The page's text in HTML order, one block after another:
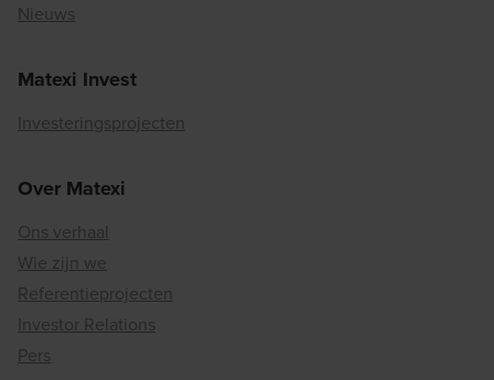
Nieuws
Matexi Invest
Investeringsprojecten
Over Matexi
Ons verhaal
Wie zijn we
Referentieprojecten
Investor Relations
Pers